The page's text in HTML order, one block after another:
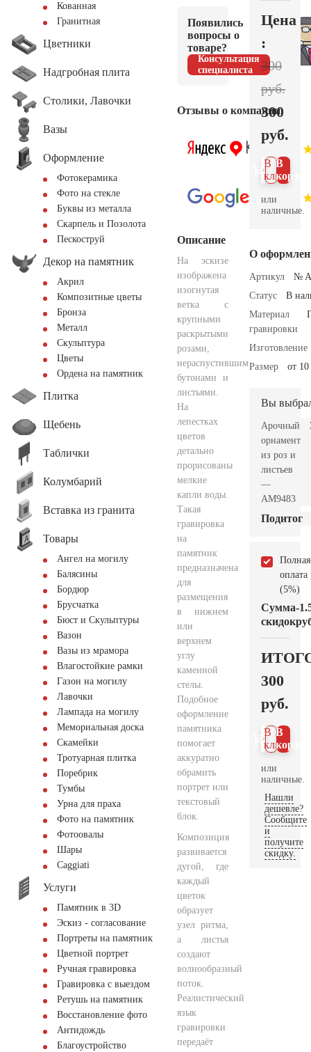
Кованная
Гранитная
Цветники
Надгробная плита
Столики, Лавочки
Вазы
Оформление
Фотокерамика
Фото на стекле
Буквы из металла
Скарпель и Позолота
Пескоструй
Декор на памятник
Акрил
Композитные цветы
Бронза
Металл
Скульптура
Цветы
Ордена на памятник
Плитка
Щебень
Таблички
Колумбарий
Вставка из гранита
Товары
Ангел на могилу
Балясины
Бордюр
Брусчатка
Бюст и Скульптуры
Вазон
Вазы из мрамора
Влагостойкие рамки
Газон на могилу
Лавочки
Лампада на могилу
Мемориальная доска
Скамейки
Тротуарная плитка
Поребрик
Тумбы
Урна для праха
Фото на памятник
Фотоовалы
Шары
Сaggiati
Услуги
Памятник в 3D
Эскиз - согласование
Портреты на памятник
Цветной портрет
Ручная гравировка
Гравировка с выездом
Ретушь на памятник
Восстановление фото
Антидождь
Благоустройство
Появились
вопросы о
товаре?
Консультация
специалиста
Отзывы о компании
Описание
На эскизе
изображена
изогнутая
ветка с
крупными
раскрытыми
розами,
нераспустившимися
бутонами и
листьями.
На
лепестках
цветов
детально
прорисованы
мелкие
капли воды.
Такая
гравировка
на
памятник
предназначена
для
размещения
в нижнем
или
верхнем
углу
каменной
стелы.
Подобное
оформление
памятника
помогает
аккуратно
обрамить
портрет или
текстовый
блок.
Композиция
развивается
дугой, где
каждый
цветок
образует
узел ритма,
а листья
создают
волнообразный
поток.
Реалистический
язык
гравировки
передаёт
Цена
:
300
руб.
300
руб.
В
В 1
клик
или
наличные.
О
Артикул
№
Статус
В
Материал
гравировки
Изготовление
Размер
от
Вы
Арочный
орнамент
из роз и
листьев
—
AM9483
Подитог
Полная
оплата
(5%)
Сумма
скидок
-
300
руб.
В
В 1
клик
или
наличные.
Нашли
дешевле?
Сообщите
и
получите
скидку.